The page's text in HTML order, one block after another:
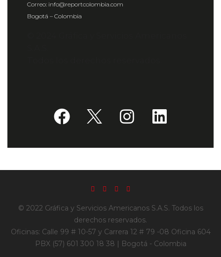
Correo: info@reportcolombia.com
Bogotá – Colombia
© 2022 Gráfica y Servicios Americanos S.A.S. Todos los
derechos reservados.
Oficinas: Calle 99 # 10-57 y Carrera 12 # 79 -08 Oficina 604
PBX (57) 601 300 18 38 | Bogotá - Colombia